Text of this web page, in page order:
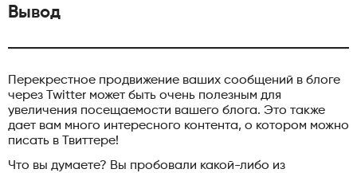
Вывод
Перекрестное продвижение ваших сообщений в блоге
через Twitter может быть очень полезным для
увеличения посещаемости вашего блога. Это также
дает вам много интересного контента, о котором можно
писать в Твиттере!
Что вы думаете? Вы пробовали какой-либо из